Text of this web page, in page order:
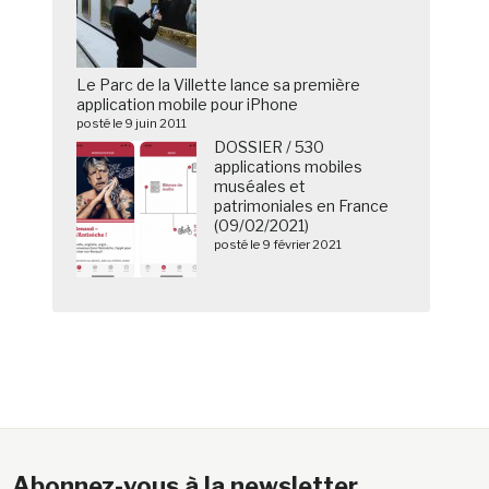
Le Parc de la Villette lance sa première
application mobile pour iPhone
posté le 9 juin 2011
DOSSIER / 530
applications mobiles
muséales et
patrimoniales en France
(09/02/2021)
posté le 9 février 2021